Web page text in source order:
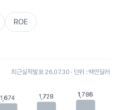
ROE
최근실적발표 26.07.30 · 단위 : 백만달러
1,674
1,674 1,728
1,728 1,786
1,786